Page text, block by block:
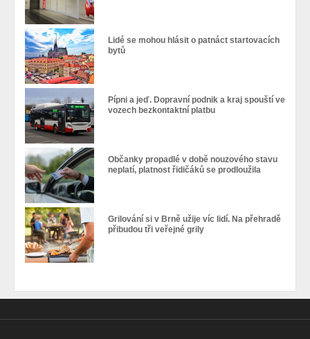
Lidé se mohou hlásit o patnáct startovacích
bytů
Pípni a jeď. Dopravní podnik a kraj spouští ve
vozech bezkontaktní platbu
Občanky propadlé v době nouzového stavu
neplatí, platnost řidičáků se prodloužila
Grilování si v Brně užije víc lidí. Na přehradě
přibudou tři veřejné grily